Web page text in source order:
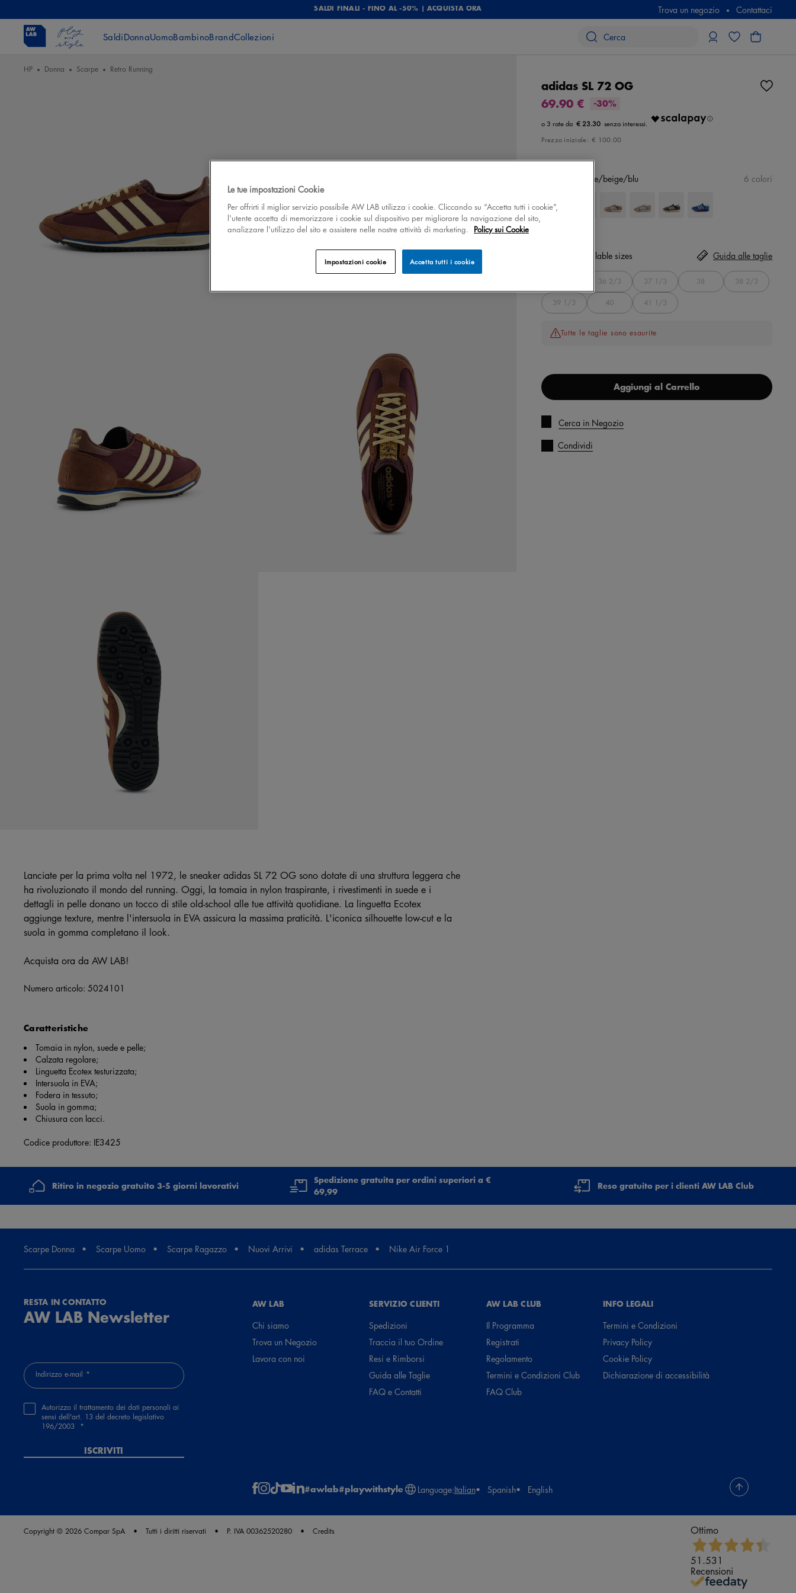
SALDI FINALI - FINO AL -50% | ACQUISTA ORA Trova un negozio Contattaci
SaldiDonnaUomoBambinoBrandCollezioni
HP Donna Scarpe Retro Running
Lanciate per la prima volta nel 1972, le sneaker adidas SL 72 OG sono dotate di una struttura leggera che
ha rivoluzionato il mondo del running. Oggi, la tomaia in nylon traspirante, i rivestimenti in suede e i
dettagli in pelle donano un tocco di stile old-school alle tue attività quotidiane. La linguetta Ecotex
aggiunge texture, mentre l'intersuola in EVA assicura la massima praticità. L'iconica silhouette low-cut e la
suola in gomma completano il look.
Acquista ora da AW LAB!
Numero articolo: 5024101
Caratteristiche
Tomaia in nylon, suede e pelle;
Calzata regolare;
Linguetta Ecotex testurizzata;
Intersuola in EVA;
Fodera in tessuto;
Suola in gomma;
Chiusura con lacci.
Codice produttore: IE3425
adidas SL 72 OG
69.90 €
-30%
€ 23.30
Prezzo iniziale: € 100.00
marrone/beige/blu 6 colori
No available sizes
36 2/3 37 1/3 38 38 2/3
39 1/3 40 41 1/3
Tutte le taglie sono esaurite
Guida alle taglie
Aggiungi al Carrello
Cerca in Negozio
Condividi
Ritiro in negozio gratuito 3-5 giorni lavorativi
Spedizione gratuita per ordini superiori a €
69,99
Reso gratuito per i clienti AW LAB Club
Scarpe Donna Scarpe Uomo Scarpe Ragazzo Nuovi Arrivi adidas Terrace Nike Air Force 1
RESTA IN CONTATTO
AW LAB Newsletter
Indirizzo e-mail
Autorizzo il trattamento dei dati personali ai
sensi dell'art. 13 del decreto legislativo
196/2003
ISCRIVITI
AW LAB
Chi siamo
Trova un Negozio
Lavora con noi
SERVIZIO CLIENTI
Spedizioni
Traccia il tuo Ordine
Resi e Rimborsi
Guida alle Taglie
FAQ e Contatti
AW LAB CLUB
Il Programma
Registrati
Regolamento
Termini e Condizioni Club
FAQ Club
INFO LEGALI
Termini e Condizioni
Privacy Policy
Cookie Policy
Dichiarazione di accessibilità
#awlab#playwithstyle Language:Italian Spanish English
Copyright © 2026 Compar SpA Tutti i diritti riservati P. IVA 00362520280 Credits Ottimo
51.531
Recensioni
Le tue impostazioni Cookie
Per offrirti il miglior servizio possibile AW LAB utilizza i cookie. Cliccando su “Accetta tutti i cookie”,
l'utente accetta di memorizzare i cookie sul dispositivo per migliorare la navigazione del sito,
analizzare l'utilizzo del sito e assistere nelle nostre attività di marketing. Policy sui Cookie
Accetta tutti i cookie
Impostazioni cookie